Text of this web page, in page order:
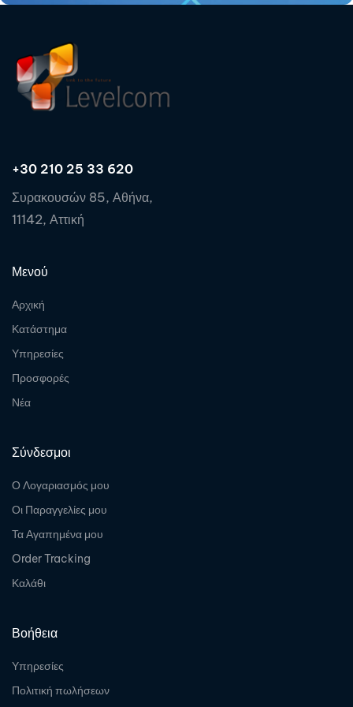
+30 210 25 33 620
Συρακουσών 85, Αθήνα,
11142, Αττική
Μενού
Αρχική
Κατάστημα
Υπηρεσίες
Προσφορές
Νέα
Σύνδεσμοι
Ο Λογαριασμός μου
Οι Παραγγελίες μου
Τα Αγαπημένα μου
Order Tracking
Καλάθι
Βοήθεια
Υπηρεσίες
Πολιτική πωλήσεων